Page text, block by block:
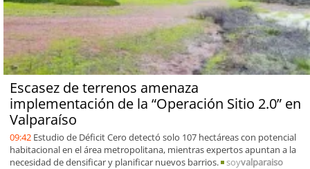
Escasez de terrenos amenaza
implementación de la “Operación Sitio 2.0” en
Valparaíso
09:42 Estudio de Déficit Cero detectó solo 107 hectáreas con potencial
habitacional en el área metropolitana, mientras expertos apuntan a la
necesidad de densificar y planificar nuevos barrios.
soyvalparaiso